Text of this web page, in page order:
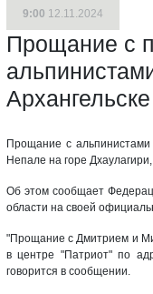
9:00 12.11.2024
Прощание с
Прощание с альпинистами
Непале на горе
Об этом сообщает
области на своей
"Прощание с Дмитрием и
в центре "Патриот" по
говорится в сообщении.